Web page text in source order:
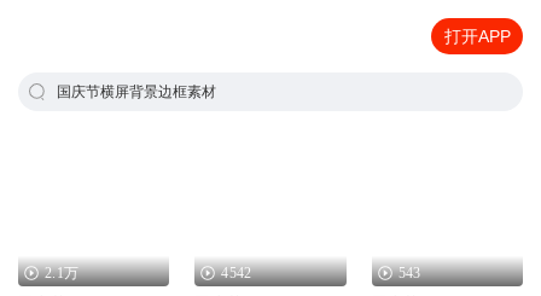
打开APP
国庆节横屏背景边框素材
2.1万 4542 543